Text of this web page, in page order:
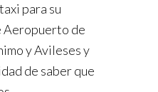
para su
Aeropuerto de
y Avileses y
de saber que